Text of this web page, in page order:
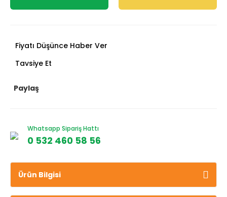
Fiyatı Düşünce Haber Ver
Tavsiye Et
Paylaş
Whatsapp Sipariş Hattı
0 532 460 58 56
Ürün Bilgisi